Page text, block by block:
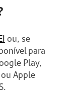
ou, se
para
Play,
Apple